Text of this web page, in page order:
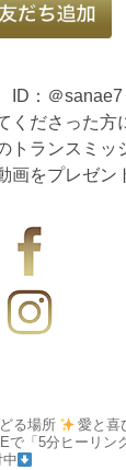
：＠sanae7
くださった方
トランスミッ
画をプレゼン
る場所
愛と喜
で「5分ヒーリン